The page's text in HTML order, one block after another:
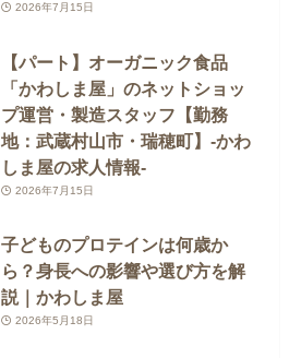
2026年7月15日
【パート】オーガニック食品
「かわしま屋」のネットショッ
プ運営・製造スタッフ【勤務
地：武蔵村山市・瑞穂町】-かわ
しま屋の求人情報-
2026年7月15日
子どものプロテインは何歳か
ら？身長への影響や選び方を解
説｜かわしま屋
2026年5月18日